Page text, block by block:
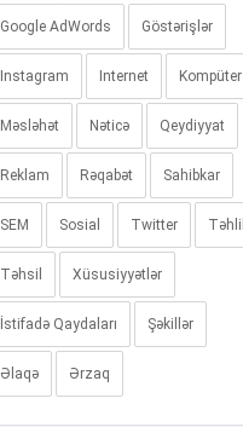
Google AdWords Göstərişlər
Instagram Internet Kompüter
Məsləhət Nəticə Qeydiyyat
Reklam Rəqabət Sahibkar
SEM Sosial Twitter Təhlil
Təhsil Xüsusiyyətlər
İstifadə Qaydaları Şəkillər
Əlaqə Ərzaq